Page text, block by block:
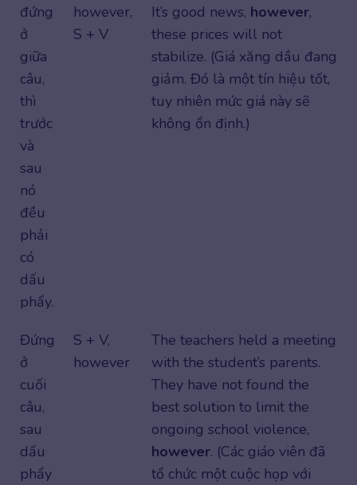
đứng
ở
giữa
câu,
thì
trước
và
sau
nó
đều
phải
có
dấu
phẩy.
however,
S + V
It’s good news, however,
these prices will not
stabilize. (Giá xăng dầu đang
giảm. Đó là một tín hiệu tốt,
tuy nhiên mức giá này sẽ
không ổn định.)
Đứng
ở
cuối
câu,
sau
dấu
phẩy
S + V,
however
The teachers held a meeting
with the student’s parents.
They have not found the
best solution to limit the
ongoing school violence,
however. (Các giáo viên đã
tổ chức một cuộc họp với